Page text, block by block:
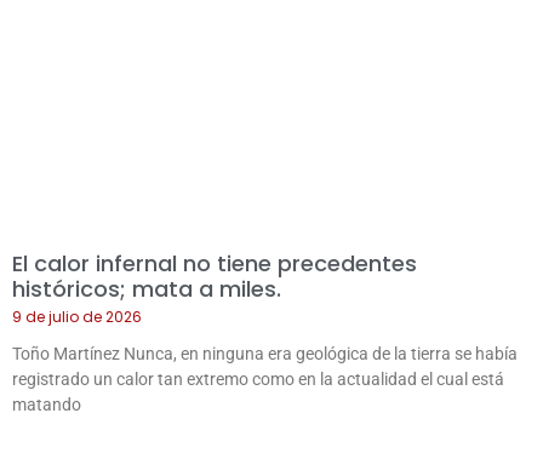
El calor infernal no tiene precedentes
históricos; mata a miles.
9 de julio de 2026
Toño Martínez Nunca, en ninguna era geológica de la tierra se había
registrado un calor tan extremo como en la actualidad el cual está
matando